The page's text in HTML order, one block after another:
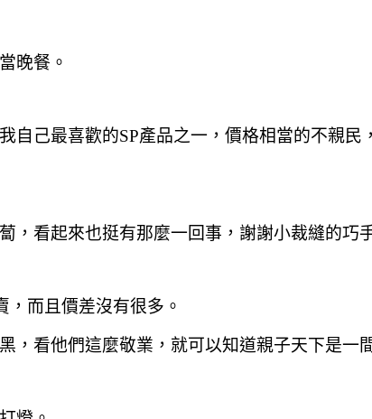
晚餐。
自己最喜歡的SP產品之一 ，價格相當的不親民
，看起來也挺有那麼一回事 ，謝謝小裁縫的巧
，而且價差沒有很多。
，看他們這麼敬業 ，就可以知道親子天下是一